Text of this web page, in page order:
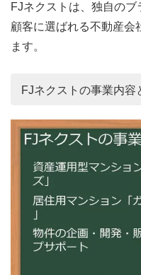
FJネクストは、独自のブ
顧客に選ばれる不動産会
ます。
FJネクストの事業内容